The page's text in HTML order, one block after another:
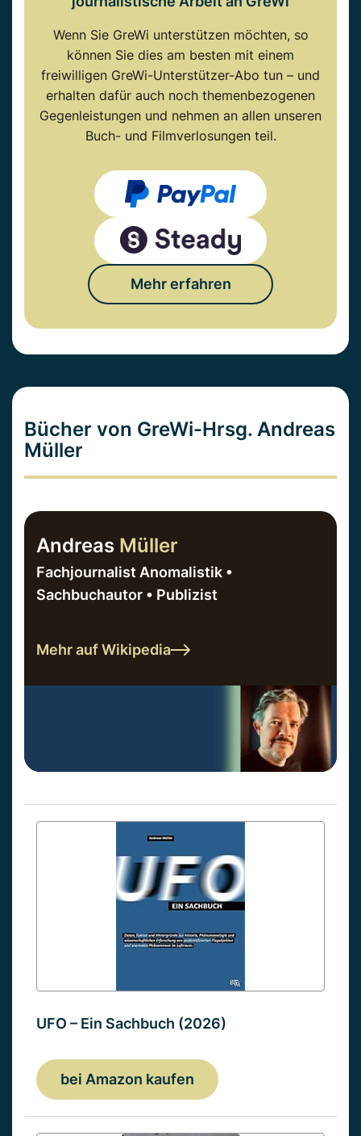
Wenn Sie GreWi unterstützen möchten, so
können Sie dies am besten mit einem
freiwilligen GreWi-Unterstützer-Abo tun – und
erhalten dafür auch noch themenbezogenen
Gegenleistungen und nehmen an allen unseren
Buch- und Filmverlosungen teil.
Mehr erfahren
Bücher von GreWi-Hrsg. Andreas
Müller
Andreas Müller
Fachjournalist Anomalistik •
Sachbuchautor • Publizist
Mehr auf Wikipedia
UFO – Ein Sachbuch (2026)
bei Amazon kaufen